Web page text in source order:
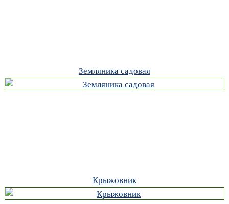
Земляника садовая
Крыжовник